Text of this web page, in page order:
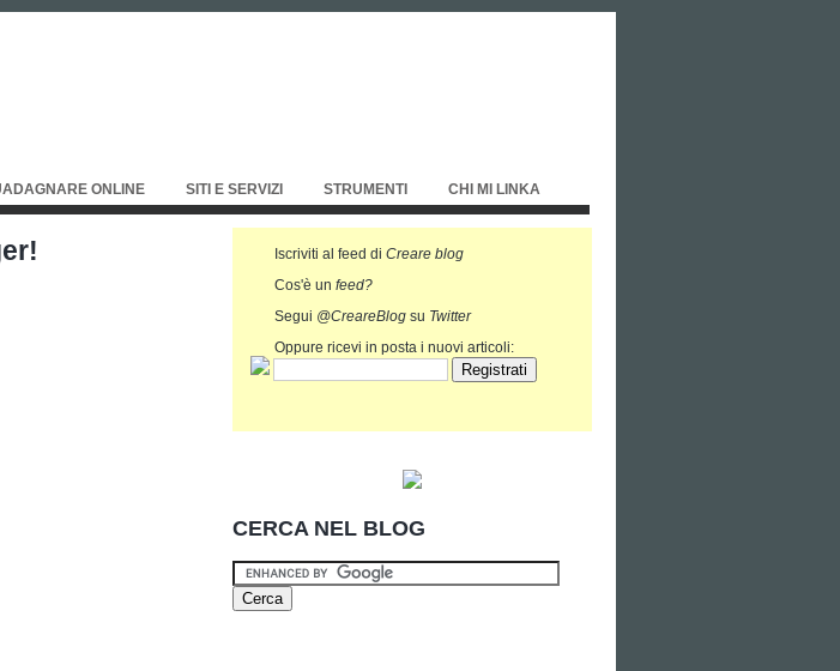
ONLINE SITI E SERVIZI STRUMENTI CHI MI LINKA
Iscriviti al feed di Creare blog
Cos'è un feed?
Segui @CreareBlog su Twitter
Oppure ricevi in posta i nuovi articoli:
CERCA NEL BLOG